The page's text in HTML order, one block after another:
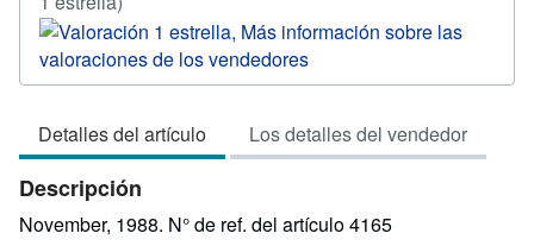
del
vendedor:
1
5
estrellas
Detalles del artículo Los detalles del vendedor
Descripción
November, 1988. N° de ref. del artículo 4165